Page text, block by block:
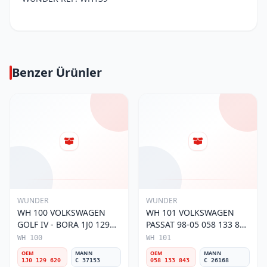
Benzer Ürünler
WUNDER
WH 100 VOLKSWAGEN
GOLF IV - BORA 1J0 129
620 Hava Filtresi
WH 100
OEM
1J0 129 620
MANN
C 37153
WUNDER
WH 101 VOLKSWAGEN
PASSAT 98-05 058 133 843
Hava Filtresi
WH 101
OEM
058 133 843
MANN
C 26168